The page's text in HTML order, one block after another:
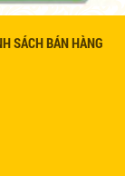
SÁCH BÁN HÀNG